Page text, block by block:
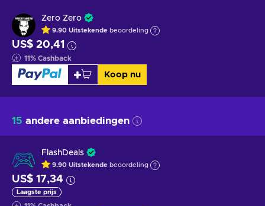
Zero Zero
9.90 Uitstekende beoordeling
US$ 20,41
11% Cashback
Koop nu
15 andere aanbiedingen
FlashDeals
9.90 Uitstekende beoordeling
US$ 17,34
Laagste prijs